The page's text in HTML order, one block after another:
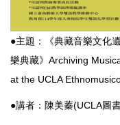
●主題：《典藏音樂文化
樂典藏》Archiving
at the UCLA
●講者：陳美蓁(UCLA圖